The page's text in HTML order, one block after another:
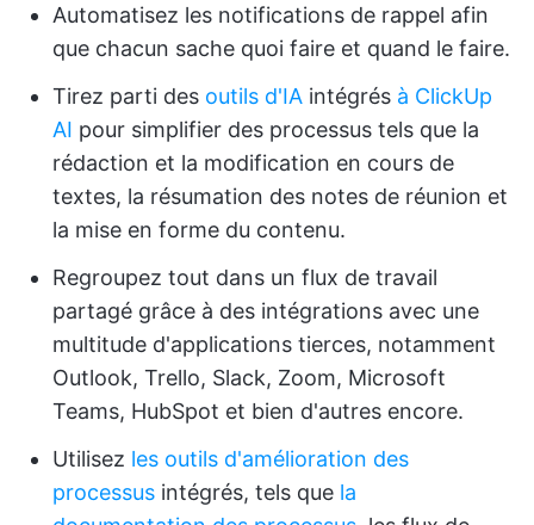
Automatisez les notifications de rappel afin
que chacun sache quoi faire et quand le faire.
Tirez parti des outils d'IA intégrés à ClickUp
AI pour simplifier des processus tels que la
rédaction et la modification en cours de
textes, la résumation des notes de réunion et
la mise en forme du contenu.
Regroupez tout dans un flux de travail
partagé grâce à des intégrations avec une
multitude d'applications tierces, notamment
Outlook, Trello, Slack, Zoom, Microsoft
Teams, HubSpot et bien d'autres encore.
Utilisez les outils d'amélioration des
processus intégrés, tels que la